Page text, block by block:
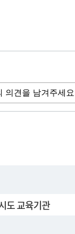
도 교육기관